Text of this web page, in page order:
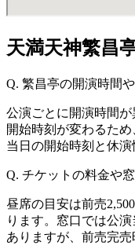
天満天神繁昌
Q. 繁昌亭の開演時間
公演ごとに開演時間
開始時刻が変わるた
当日の開始時刻と休演
Q. チケットの料金や
昼席の目安は前売
ります。窓口では公
ありますが、前売完売